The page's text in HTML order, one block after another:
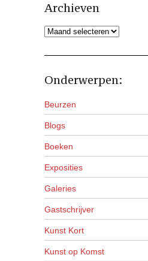
Archieven
Archieven
Onderwerpen:
Beurzen
Blogs
Boeken
Exposities
Galeries
Gastschrijver
Kunst Kort
Kunst op Komst